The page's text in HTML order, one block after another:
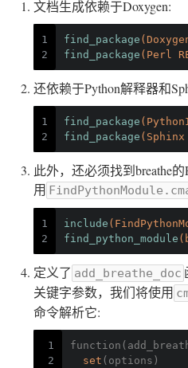
文档生成依赖于Doxygen:
1
2
find_package
find_package (Perl
还依赖于Python解释器和
1
2
find_package
find_package (Sphinx
此外，还必须找到breathe
用
1
2
include
find_python_module
定义了 add_breathe_doc
关键字参数，我们将使用
命令解析它:
1
2
set (options)